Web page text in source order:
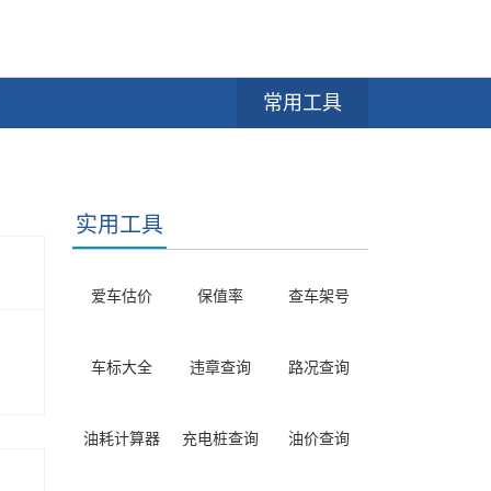
常用工具
实用工具
爱车估价 保值率 查车架号
车标大全 违章查询 路况查询
油耗计算器 充电桩查询 油价查询